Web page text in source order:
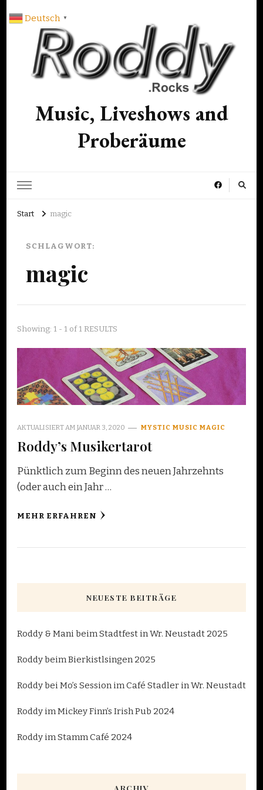
Music, Liveshows and
Proberäume
Start magic
SCHLAGWORT:
magic
Showing: 1 - 1 of 1 RESULTS
AKTUALISIERT AM JANUAR 3, 2020 MYSTIC MUSIC MAGIC
Roddy’s Musikertarot
Pünktlich zum Beginn des neuen Jahrzehnts
(oder auch ein Jahr …
MEHR ERFAHREN
NEUESTE BEITRÄGE
Roddy & Mani beim Stadtfest in Wr. Neustadt 2025
Roddy beim Bierkistlsingen 2025
Roddy bei Mo’s Session im Café Stadler in Wr. Neustadt
Roddy im Mickey Finn’s Irish Pub 2024
Roddy im Stamm Café 2024
Deutsch ▼